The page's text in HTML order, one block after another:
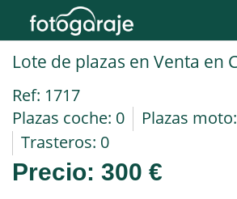
Ref: 1717
Plazas coche: 0
Plazas
Trasteros: 0
Precio: 300 €